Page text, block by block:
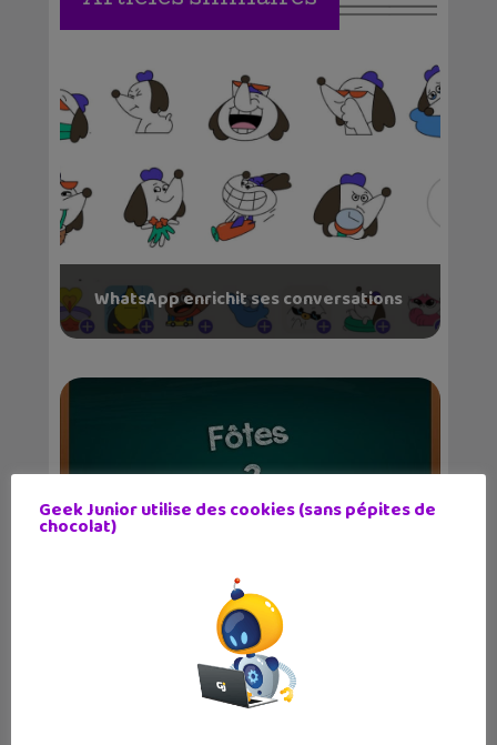
WhatsApp enrichit ses conversations
Orthographe : 14 applications
Geek Junior utilise des cookies (sans pépites de
chocolat)